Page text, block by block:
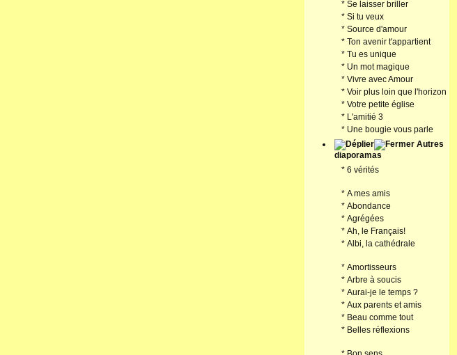
* Se laisser briller
* Si tu veux
* Source d'amour
* Ton avenir t'appartient
* Tu es unique
* Un mot magique
* Vivre avec Amour
* Voir plus loin que l'horizon
* Votre petite église
* L'amitié 3
* Une bougie vous parle
Autres
diaporamas
* 6 vérités
* A mes amis
* Abondance
* Agrégées
* Ah, le Français!
* Albi, la cathédrale
* Amortisseurs
* Arbre à soucis
* Aurai-je le temps ?
* Aux parents et amis
* Beau comme tout
* Belles réflexions